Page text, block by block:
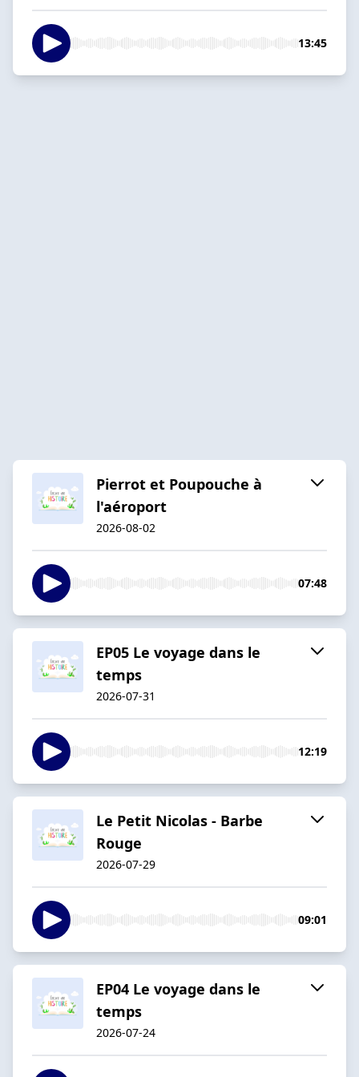
13:45
Pierrot et Poupouche à
l'aéroport
2026-08-02
07:48
EP05 Le voyage dans le
temps
2026-07-31
12:19
Le Petit Nicolas - Barbe
Rouge
2026-07-29
09:01
EP04 Le voyage dans le
temps
2026-07-24